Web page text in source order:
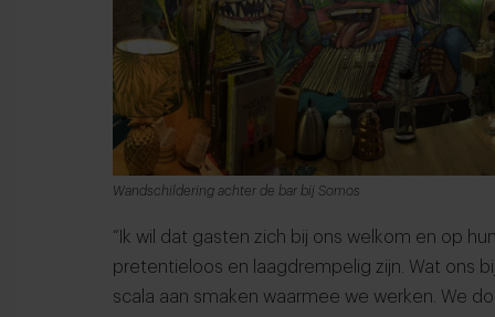
Wandschildering achter de bar bij Somos
“Ik wil dat gasten zich bij ons welkom en op
pretentieloos en laagdrempelig zijn. Wat ons
scala aan smaken waarmee we werken. We